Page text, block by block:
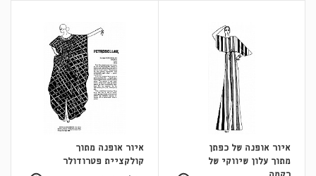
איור אופנה של כפתן
מתוך עלון שיווקי של
איור אופנה מתוך
קולקציית פטרודולר